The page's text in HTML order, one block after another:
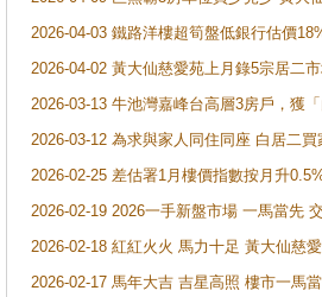
2026-04-03 鐵路洋樓超筍盤低銀行估價
2026-04-02 黃大仙慈愛苑上月錄5宗居二
2026-03-13 牛池灣嘉峰台高層3房戶，獲
2026-03-12 為求與家人同住同座 白居二
2026-02-25 差估署1月樓價指數按月升
2026-02-19 2026一手新盤市場 一馬當先
2026-02-18 紅紅火火 馬力十足 黃大仙慈
2026-02-17 馬年大吉 吉星高照 樓市一馬